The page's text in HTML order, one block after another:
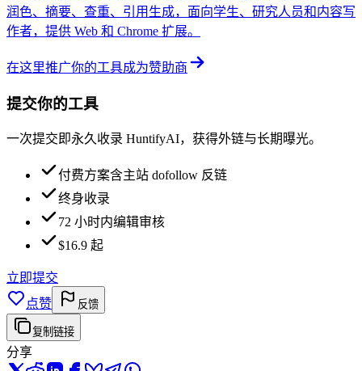
润色、摘要、查重、引用生成，面向学生、研究人员和内容写
作者，提供 Web 和 Chrome 扩展。
在这里推广你的工具成为赞助商
提交你的工具
一次提交即永久收录 HuntifyAI，获得外链与长期曝光。
付费方案含主站 dofollow 反链
终身收录
72 小时内编辑审核
$16.9 起
立即提交
点赞
反馈
复制链接
分享